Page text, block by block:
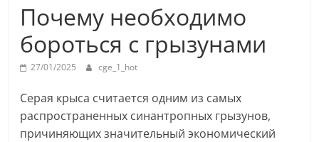
Почему необходимо
бороться с грызунами
27/01/2025 cge_1_hot
Серая крыса считается одним из самых
распространенных синантропных грызунов,
причиняющих значительный экономический